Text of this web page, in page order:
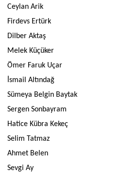
Ceylan Arik
Firdevs Ertürk
Dilber Aktaş
Melek Küçüker
Ömer Faruk Uçar
İsmail Altındağ
Sümeya Belgin Baytak
Sergen Sonbayram
Hatice Kübra Kekeç
Selim Tatmaz
Ahmet Belen
Sevgi Ay